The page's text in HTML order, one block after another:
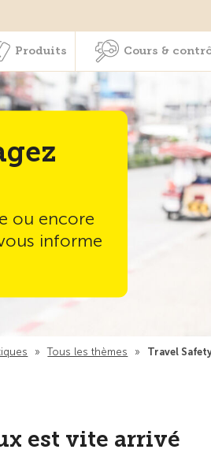
Produits Cours &
ou encore
informe
» Tous les thèmes » Travel
est vite arrivé